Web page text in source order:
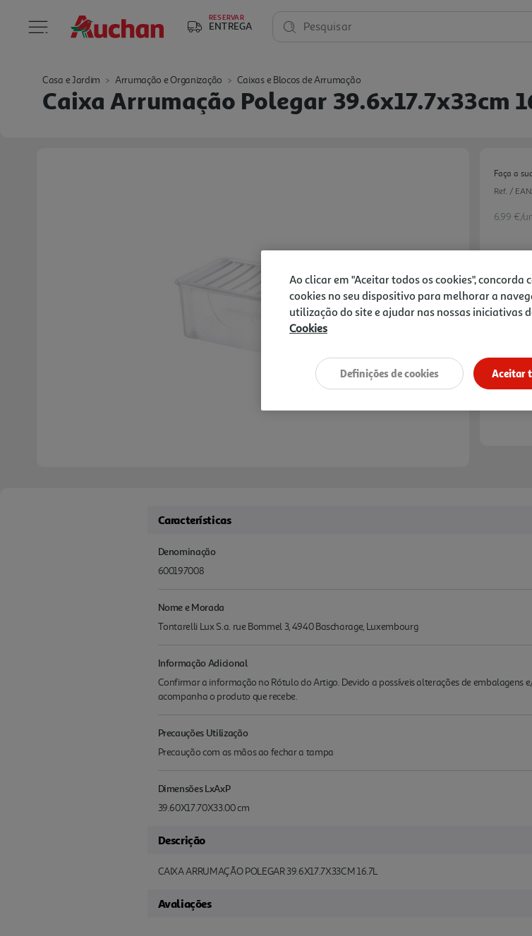
RESERVAR
ENTREGA Pesquisar
Casa e Jardim Arrumação e Organização Caixas e Blocos de Arrumação
Caixa Arrumação Polegar 39.6x17.7x33cm
Faça a
Ref. / EAN:
6.99 €/
Notas
Características
Denominação
600197008
Nome e Morada
Tontarelli Lux S.a. rue Bommel 3, 4940 Bascharage, Luxembourg
Informação Adicional
Confirmar a informação no Rótulo do Artigo. Devido a possíveis alterações de embalagens
acompanha o produto que recebe.
Precauções Utilização
Precaução com as mãos ao fechar a tampa
Dimensões LxAxP
39.60X17.70X33.00 cm
Descrição
CAIXA ARRUMAÇÃO POLEGAR 39.6X17.7X33CM 16.7L
Avaliações
Ao clicar em "Aceitar todos os cookies", concorda
cookies no seu dispositivo para melhorar a
utilização do site e ajudar nas nossas iniciativas
Cookies
Aceitar
Definições de cookies